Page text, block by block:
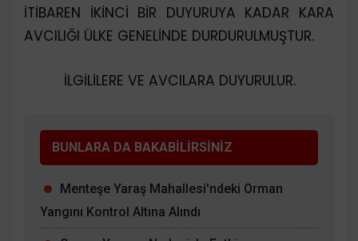
İTİBAREN İKİNCİ BİR DUYURUYA KADAR KARA
AVCILIĞI ÜLKE GENELİNDE DURDURULMUŞTUR.
İLGİLİLERE VE AVCILARA DUYURULUR.
BUNLARA DA BAKABİLİRSİNİZ
Menteşe Yaraş Mahallesi'ndeki Orman
Yangını Kontrol Altına Alındı